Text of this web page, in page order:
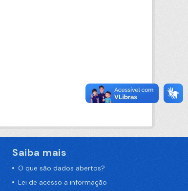
Saiba mais
O que são dados abertos?
Lei de acesso a informação